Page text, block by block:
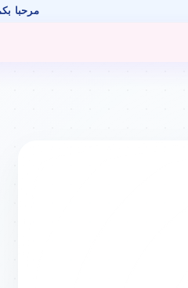
مرحبا بكم في متجركم EducUp